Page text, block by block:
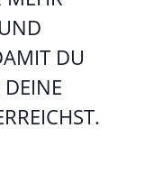
S
DU S
A